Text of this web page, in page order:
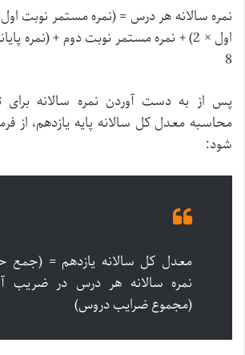
نمره سالانه هر درس = (نمره مستمر نوبت اول
8
پس از به دست آوردن نمره سالانه برای
محاسبه معدل کل سالانه پایه یازدهم، از
شود:
معدل کل سالانه یازدهم =
نمره سالانه هر درس در
(مجموع ضرایب دروس)